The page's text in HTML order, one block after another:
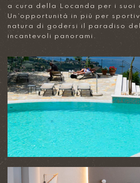
a cura della Locanda per i suoi
Un’opportunità in più per
natura di godersi il paradiso
incantevoli panorami.